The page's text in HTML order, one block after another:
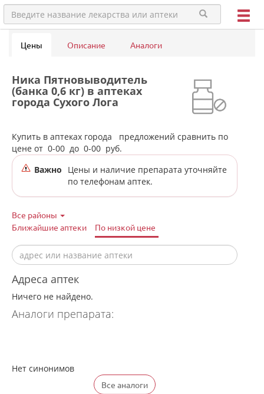
Цены Описание Аналоги
Ника Пятновыводитель
(банка 0,6 кг) в аптеках
города Сухого Лога
Купить в аптеках города
предложений сравнить по
цене от 0-00 до 0-00 руб.
Важно
Цены и наличие препарата уточняйте
по телефонам аптек.
Все районы
Ближайшие аптеки
По низкой цене
Адреса аптек
Ничего не найдено.
Аналоги препарата:
Нет синонимов
Все аналоги